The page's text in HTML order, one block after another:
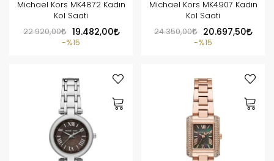
Michael Kors MK4872 Kadın
Kol Saati
22.920,00
19.482,00
%15
Michael Kors MK4907 Kadın
Kol Saati
24.350,00
20.697,50
%15